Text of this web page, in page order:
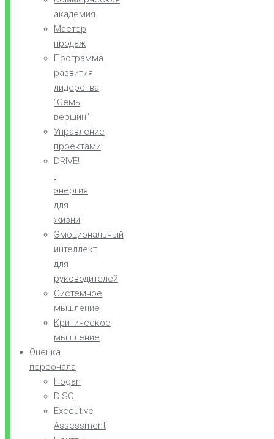
академия
Мастер
продаж
Программа
развития
лидерства
"Семь
вершин"
Управление
проектами
DRIVE!
-
энергия
для
жизни
Эмоциональный
интеллект
для
руководителей
Системное
мышление
Критическое
мышление
Оценка
персонала
Hogan
DISC
Executive
Assessment